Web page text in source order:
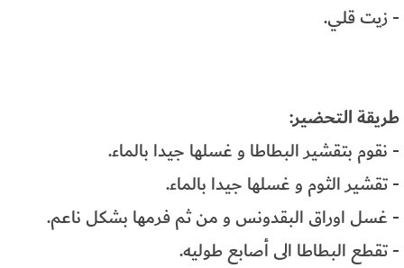
- زيت قلي.
طريقة التحضير:
- نقوم بتقشير البطاطا و غسلها جيدا بالماء.
- تقشير الثوم و غسلها جيدا بالماء.
- غسل اوراق البقدونس و من ثم فرمها بشكل ناعم.
- تقطع البطاطا الى أصابع طوليه.